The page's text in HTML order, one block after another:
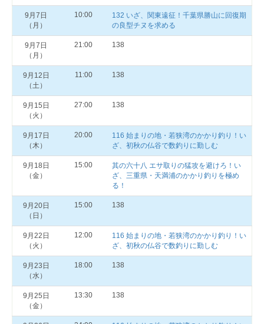
9月7日
（月）
10:00
132 いざ、関東遠征！千葉県勝山に回復期
の良型チヌを求める
9月7日
（月）
21:00 138
9月12日
（土）
11:00 138
9月15日
（火）
27:00 138
9月17日
（木）
20:00
116 始まりの地・若狭湾のかかり釣り！い
ざ、初秋の仏谷で数釣りに勤しむ
9月18日
（金）
15:00
其の六十八 エサ取りの猛攻を避けろ！い
ざ、三重県・天満浦のかかり釣りを極め
る！
9月20日
（日）
15:00 138
9月22日
（火）
12:00
116 始まりの地・若狭湾のかかり釣り！い
ざ、初秋の仏谷で数釣りに勤しむ
9月23日
（水）
18:00 138
9月25日
（金）
13:30 138